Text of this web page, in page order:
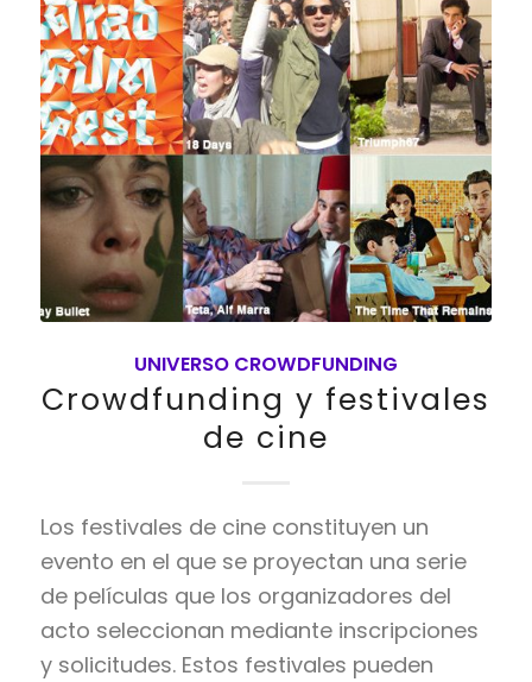
UNIVERSO CROWDFUNDING
Crowdfunding y festivales
de cine
Los festivales de cine constituyen un
evento en el que se proyectan una serie
de películas que los organizadores del
acto seleccionan mediante inscripciones
y solicitudes. Estos festivales pueden